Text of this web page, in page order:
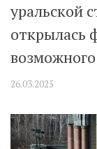
уральской
открылась
26.03.2025